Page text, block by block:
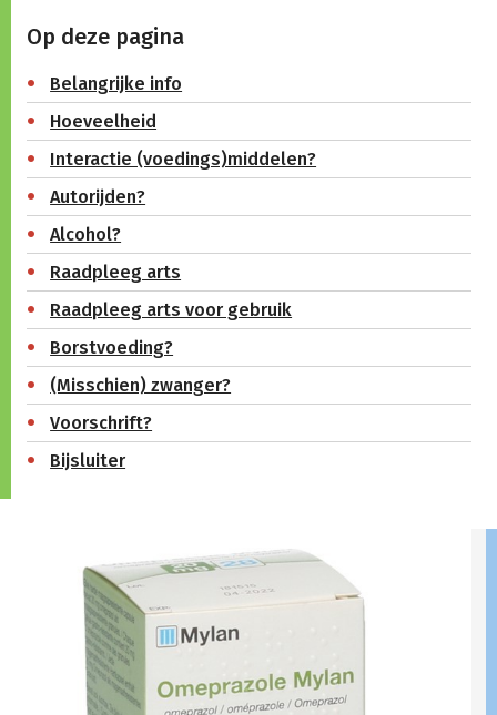
Op deze pagina
Belangrijke info
Hoeveelheid
Interactie (voedings)middelen?
Autorijden?
Alcohol?
Raadpleeg arts
Raadpleeg arts voor gebruik
Borstvoeding?
(Misschien) zwanger?
Voorschrift?
Bijsluiter